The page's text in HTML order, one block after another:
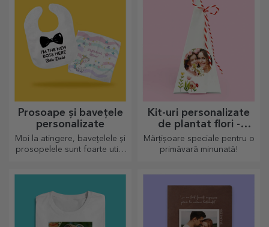
Prosoape și bavețele
personalizate
Moi la atingere, bavețelele și
prosopelele sunt foarte utile
Kit-uri personalizate
de plantat flori -
mărțișor piramidă
Mărțișoare speciale pentru o
primăvară minunată!